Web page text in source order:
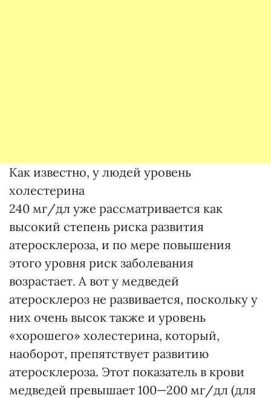
Как известно, у людей уровень
холестерина
240 мг/дл уже рассматривается как
высокий степень риска развития
атеросклероза, и по мере повышения
этого уровня риск заболевания
возрастает. А вот у медведей
атеросклероз не развивается, поскольку у
них очень высок также и уровень
«хорошего» холестерина, который,
наоборот, препятствует развитию
атеросклероза. Этот показатель в крови
медведей превышает 100—200 мг/дл (для